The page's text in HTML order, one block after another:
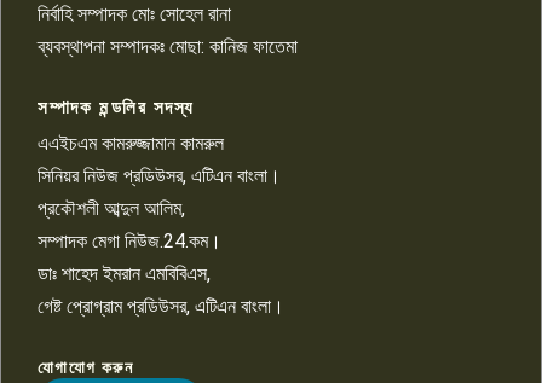
৯
চাঁদাবাজি ও হয়রানির অভিযোগ
১০
নির্বাহি সম্পাদক মোঃ সোহেল রানা
ব্যবস্থাপনা সম্পাদকঃ মোছা: কানিজ ফাতেমা
সম্পাদক মন্ডলির সদস্য
এএইচএম কামরুজ্জামান কামরুল
সিনিয়র নিউজ প্রডিউসর, এটিএন বাংলা।
প্রকৌশলী আব্দুল আলিম,
সম্পাদক মেগা নিউজ.24.কম।
ডাঃ শাহেদ ইমরান এমবিবিএস,
গেষ্ট প্রোগ্রাম প্রডিউসর, এটিএন বাংলা।
যোগাযোগ করুন